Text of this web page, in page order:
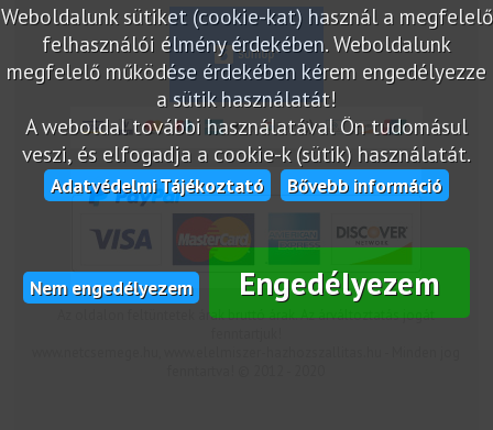
Weboldalunk sütiket (cookie-kat) használ a megfelelő
felhasználói élmény érdekében. Weboldalunk
megfelelő működése érdekében kérem engedélyezze
a sütik használatát!
A weboldal további használatával Ön tudomásul
veszi, és elfogadja a cookie-k (sütik) használatát.
Adatvédelmi Tájékoztató Bővebb információ
Nem engedélyezem Engedélyezem
Az oldalon feltüntetek árak bruttó árak. Az árváltoztatás jogát